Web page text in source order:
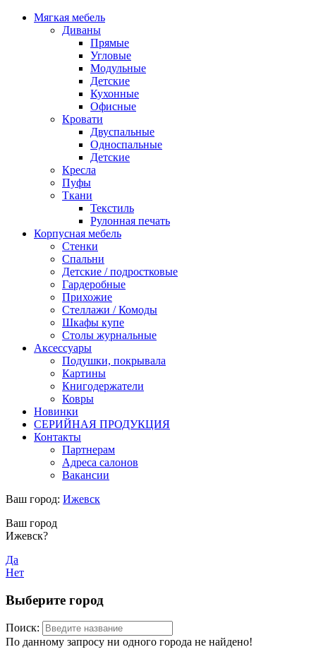
Мягкая мебель
Диваны
Прямые
Угловые
Модульные
Детские
Кухонные
Офисные
Кровати
Двуспальные
Односпальные
Детские
Кресла
Пуфы
Ткани
Текстиль
Рулонная печать
Корпусная мебель
Стенки
Спальни
Детские / подростковые
Гардеробные
Прихожие
Стеллажи / Комоды
Шкафы купе
Столы журнальные
Аксессуары
Подушки, покрывала
Картины
Книгодержатели
Ковры
Новинки
СЕРИЙНАЯ ПРОДУКЦИЯ
Контакты
Партнерам
Адреса салонов
Вакансии
Ваш город: Ижевск
Ваш город
Ижевск?
Да
Нет
Выберите город
Поиск:
По данному запросу ни одного города не найдено!